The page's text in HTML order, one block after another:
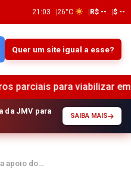
21:03 26°C R$ -- $ --
Quer um site igual a esse?
viabilizar empréstimo de
da JMV para
SAIBA MAIS
apoio do…